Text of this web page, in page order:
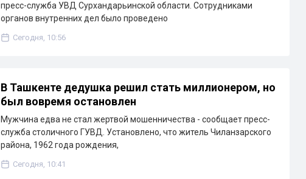
пресс-служба УВД Сурхандарьинской области. Сотрудниками
органов внутренних дел было проведено
Сегодня, 10:56
В Ташкенте дедушка решил стать миллионером, но
был вовремя остановлен
Мужчина едва не стал жертвой мошенничества - сообщает пресс-
служба столичного ГУВД. Установлено, что житель Чиланзарского
района, 1962 года рождения,
Сегодня, 10:41